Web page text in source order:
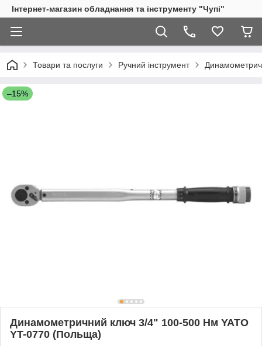
Інтернет-магазин обладнання та інструменту "Чупі"
Товари та послуги Ручний інструмент
–15%
Динамометричний ключ 3/4" 100-500 Нм YATO
YT-0770 (Польща)